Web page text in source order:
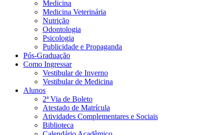
Medicina
Medicina Veterinária
Nutrição
Odontologia
Psicologia
Publicidade e Propaganda
Pós-Graduação
Como Ingressar
Vestibular de Inverno
Vestibular de Medicina
Alunos
2ª Via de Boleto
Atestado de Matrícula
Atividades Complementares e Sociais
Biblioteca